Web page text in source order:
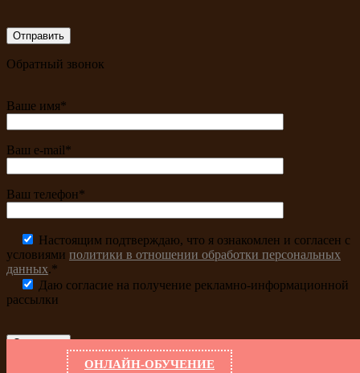
Обратный звонок
Ваше имя*
Ваш e-mail*
Ваш телефон*
Настоящим подтверждаю, что я ознакомлен и согласен с
условиями политики в отношении обработки персональных
данных.*
Даю согласие на получение рекламно-информационной
рассылки
ОНЛАЙН-ОБУЧЕНИЕ